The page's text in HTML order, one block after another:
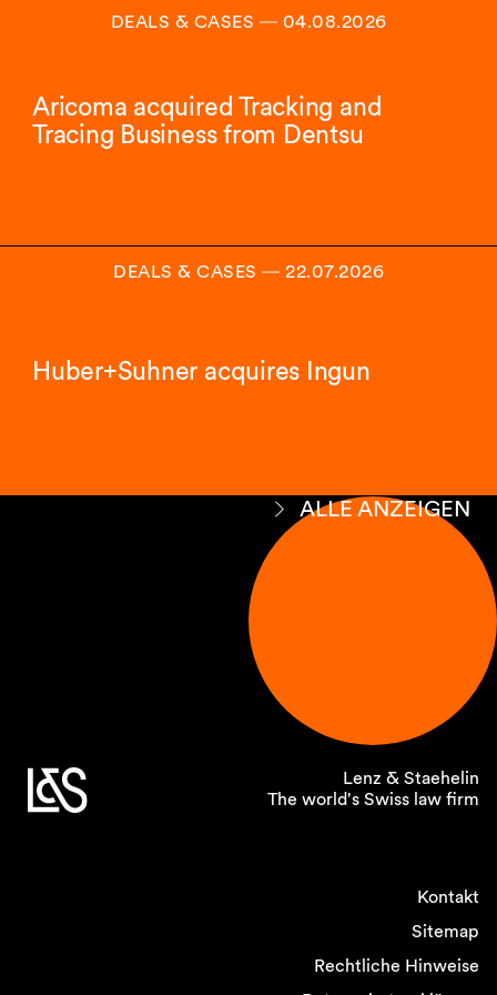
DEALS & CASES ― 04.08.2026
Aricoma acquired Tracking and
Tracing Business from Dentsu
DEALS & CASES ― 22.07.2026
Huber+Suhner acquires Ingun
ALLE ANZEIGEN
Lenz & Staehelin
The world's Swiss law firm
Kontakt
Sitemap
Rechtliche Hinweise